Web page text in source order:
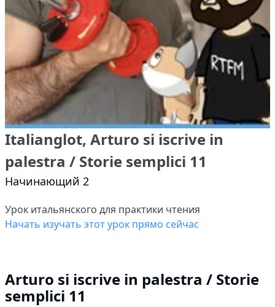
Italianglot, Arturo si iscrive in
palestra / Storie semplici 11
Начинающий 2
Урок итальянского для практики чтения
Начать изучать этот урок прямо сейчас
Arturo si iscrive in palestra / Storie
semplici 11